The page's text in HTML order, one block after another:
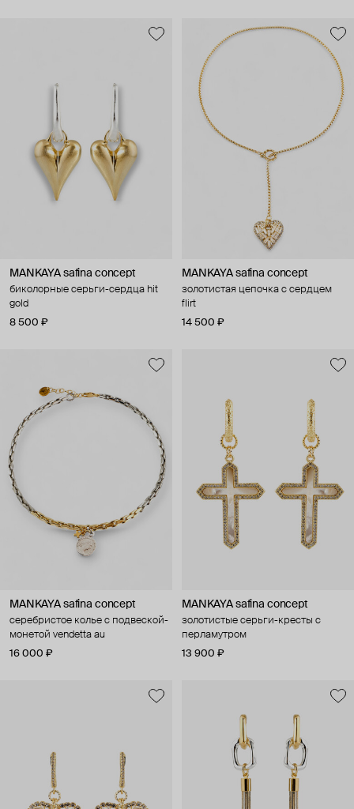
MANKAYA safina concept
биколорные серьги-сердца hit
gold
8 500 ₽
MANKAYA safina concept
золотистая цепочка с сердцем
flirt
14 500 ₽
MANKAYA safina concept
серебристое колье с подвеской-
монетой vendetta au
16 000 ₽
MANKAYA safina concept
золотистые серьги-кресты с
перламутром
13 900 ₽